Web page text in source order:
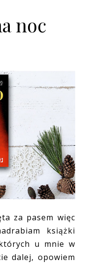
noc
za pasem więc
książki
u mnie w
dalej, opowiem